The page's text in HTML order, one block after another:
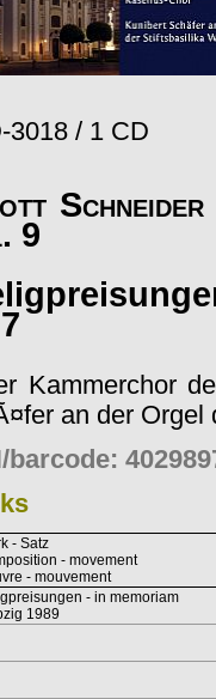
3018 / 1 CD
Schneider
9
Kammerchor
an der
barcode:
- Satz
- movement
- mouvement
- in memoriam
1989